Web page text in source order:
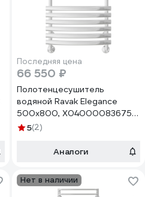
Последняя цена
66 550 ₽
Полотенцесушитель
водяной Ravak Elegance
500x800, X04000083675
00000073752
5(2)
Аналоги
Нет в наличии